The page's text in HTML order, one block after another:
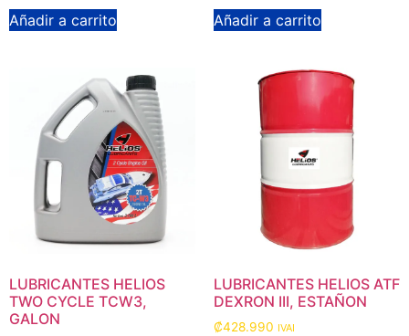
Añadir a carrito Añadir a carrito
LUBRICANTES HELIOS
TWO CYCLE TCW3,
GALON
LUBRICANTES HELIOS ATF
DEXRON III, ESTAÑON
₡428.990 IVAI